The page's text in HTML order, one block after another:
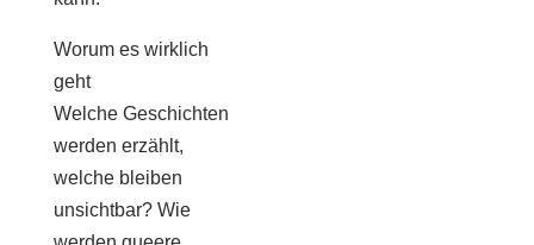
Worum es wirklich
geht
Welche Geschichten
werden erzählt,
welche bleiben
unsichtbar? Wie